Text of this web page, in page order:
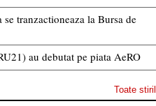
tranzactioneaza la Bursa de
au debutat pe piata AeRO
Toate